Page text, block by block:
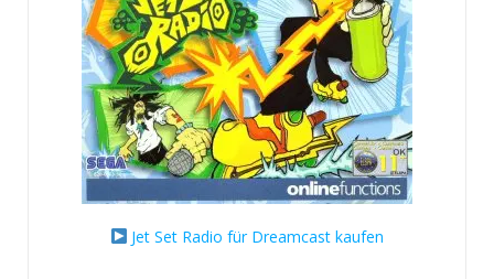
Jet Set Radio für Dreamcast kaufen